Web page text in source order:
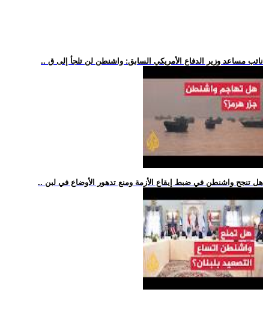
.. نائب مساعد وزير الدفاع الأمريكي السابق: واشنطن لن تلجأ إلى ق
.. هل تنجح واشنطن في ضبط إيقاع الأزمة ومنع تدهور الأوضاع في لبن